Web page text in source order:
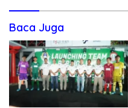
Baca Juga